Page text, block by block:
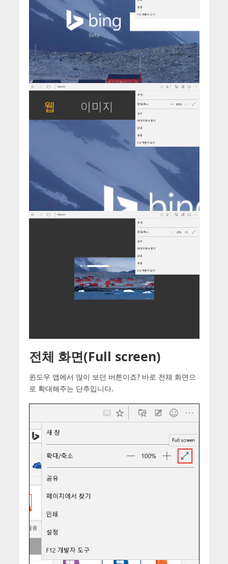
전체 화면(Full screen)
윈도우 앱에서 많이 보던 버튼이죠? 바로 전체 화면으
로 확대해주는 단추입니다.